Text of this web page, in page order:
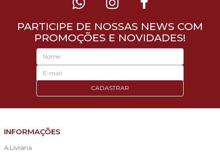
PARTICIPE DE NOSSAS NEWS COM
PROMOÇÕES E NOVIDADES!
CADASTRAR
INFORMAÇÕES
A Livraria